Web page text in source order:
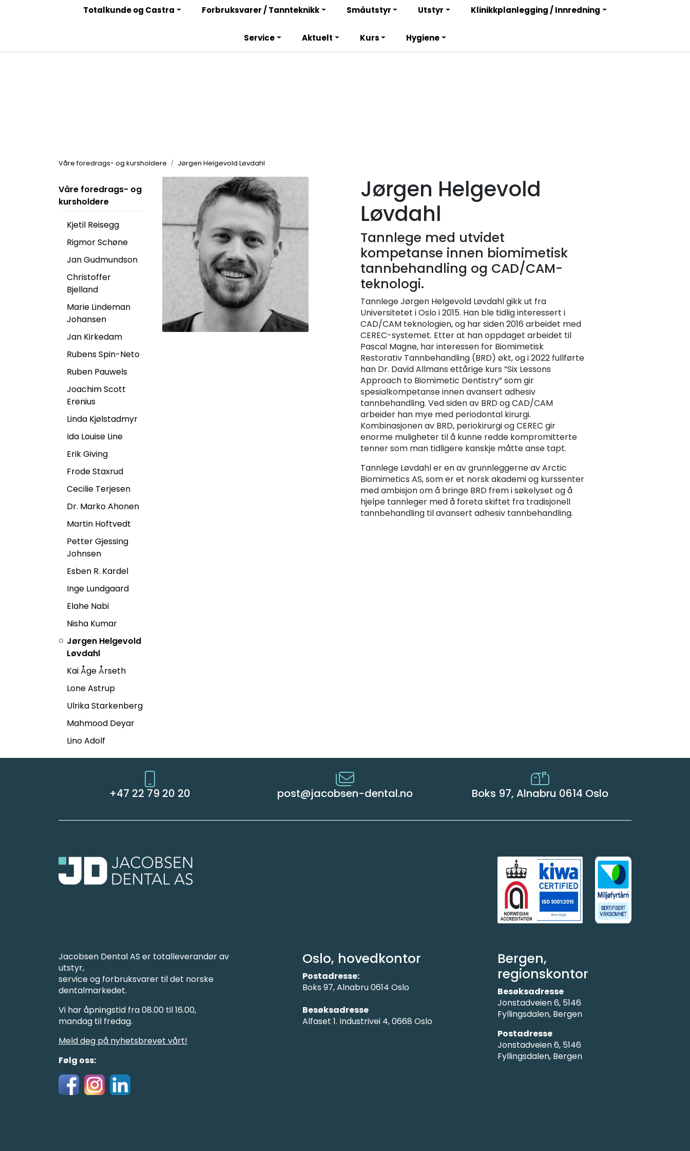
Bli totalkunde og få en rekke fordeler. Les mer!
Totalkunde og Castra Forbruksvarer / Tannteknikk Småutstyr Utstyr Klinikkplanlegging / Innredning
Service Aktuelt Kurs Hygiene
Våre foredrags- og kursholdere Jørgen Helgevold Løvdahl
Våre foredrags- og
kursholdere
Kjetil Reisegg
Rigmor Schøne
Jan Gudmundson
Christoffer
Bjelland
Marie Lindeman
Johansen
Jan Kirkedam
Rubens Spin-Neto
Ruben Pauwels
Joachim Scott
Erenius
Linda Kjølstadmyr
Ida Louise Line
Erik Giving
Frode Staxrud
Cecilie Terjesen
Dr. Marko Ahonen
Martin Hoftvedt
Petter Gjessing
Johnsen
Esben R. Kardel
Inge Lundgaard
Elahe Nabi
Nisha Kumar
Jørgen Helgevold
Løvdahl
Kai Åge Årseth
Lone Astrup
Ulrika Starkenberg
Mahmood Deyar
Lino Adolf
Jørgen Helgevold
Løvdahl
Tannlege med utvidet
kompetanse innen biomimetisk
tannbehandling og CAD/CAM-
teknologi.
Tannlege Jørgen Helgevold Løvdahl gikk ut fra
Universitetet i Oslo i 2015. Han ble tidlig interessert i
CAD/CAM teknologien, og har siden 2016 arbeidet med
CEREC-systemet. Etter at han oppdaget arbeidet til
Pascal Magne, har interessen for Biomimetisk
Restorativ Tannbehandling (BRD) økt, og i 2022 fullførte
han Dr. David Allmans ettårige kurs ”Six Lessons
Approach to Biomimetic Dentistry” som gir
spesialkompetanse innen avansert adhesiv
tannbehandling. Ved siden av BRD og CAD/CAM
arbeider han mye med periodontal kirurgi.
Kombinasjonen av BRD, periokirurgi og CEREC gir
enorme muligheter til å kunne redde kompromitterte
tenner som man tidligere kanskje måtte anse tapt.
Tannlege Løvdahl er en av grunnleggerne av Arctic
Biomimetics AS, som er et norsk akademi og kurssenter
med ambisjon om å bringe BRD frem i søkelyset og å
hjelpe tannleger med å foreta skiftet fra tradisjonell
tannbehandling til avansert adhesiv tannbehandling.
+47 22 79 20 20 post@jacobsen-dental.no Boks 97, Alnabru 0614 Oslo
Jacobsen Dental AS er totalleverandør av
utstyr,
service og forbruksvarer til det norske
dentalmarkedet.
Vi har åpningstid fra 08.00 til 16.00,
mandag til fredag.
Meld deg på nyhetsbrevet vårt!
Følg oss:
Bergen,
regionskontor
Besøksadresse
Jonstadveien 6, 5146
Fyllingsdalen, Bergen
Postadresse
Jonstadveien 6, 5146
Fyllingsdalen, Bergen
Oslo, hovedkontor
Postadresse:
Boks 97, Alnabru 0614 Oslo
Besøksadresse
Alfaset 1. Industrivei 4, 0668 Oslo